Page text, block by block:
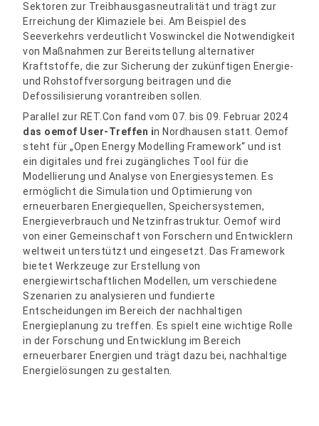
Sektoren zur Treibhausgasneutralität und trägt zur
Erreichung der Klimaziele bei. Am Beispiel des
Seeverkehrs verdeutlicht Voswinckel die Notwendigkeit
von Maßnahmen zur Bereitstellung alternativer
Kraftstoffe, die zur Sicherung der zukünftigen Energie-
und Rohstoffversorgung beitragen und die
Defossilisierung vorantreiben sollen.
Parallel zur RET.Con fand vom 07. bis 09. Februar 2024
das oemof User-Treffen in Nordhausen statt. Oemof
steht für „Open Energy Modelling Framework“ und ist
ein digitales und frei zugängliches Tool für die
Modellierung und Analyse von Energiesystemen. Es
ermöglicht die Simulation und Optimierung von
erneuerbaren Energiequellen, Speichersystemen,
Energieverbrauch und Netzinfrastruktur. Oemof wird
von einer Gemeinschaft von Forschern und Entwicklern
weltweit unterstützt und eingesetzt. Das Framework
bietet Werkzeuge zur Erstellung von
energiewirtschaftlichen Modellen, um verschiedene
Szenarien zu analysieren und fundierte
Entscheidungen im Bereich der nachhaltigen
Energieplanung zu treffen. Es spielt eine wichtige Rolle
in der Forschung und Entwicklung im Bereich
erneuerbarer Energien und trägt dazu bei, nachhaltige
Energielösungen zu gestalten.